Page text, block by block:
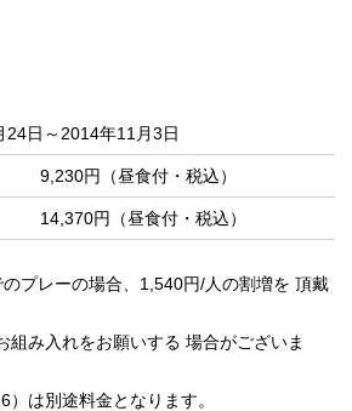
24日～2014年11月3日
9,230円（昼食付・税込）
14,370円（昼食付・税込）
プレーの場合、1,540円/人の割増を 頂戴
組み入れをお願いする 場合がございま
は別途料金となります。